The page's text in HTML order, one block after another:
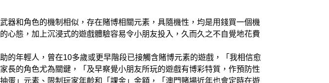
器和角色的機制相似，存在賭博相關元素，具隨機性，均是用錢買一個機
心態，加上沉浸式的遊戲體驗容易令小朋友投入，久而久之不自覺地花費
的年輕人，曾在10多歲或更早階段已接觸含賭博元素的遊戲，「我相信愈
長的角色尤為關鍵，「及早察覺小朋友所玩的遊戲有博彩特質，作預防性
蛋」元素、限制玩家年齡和「課金」金額，「澳門賭場近年也會定時在遊